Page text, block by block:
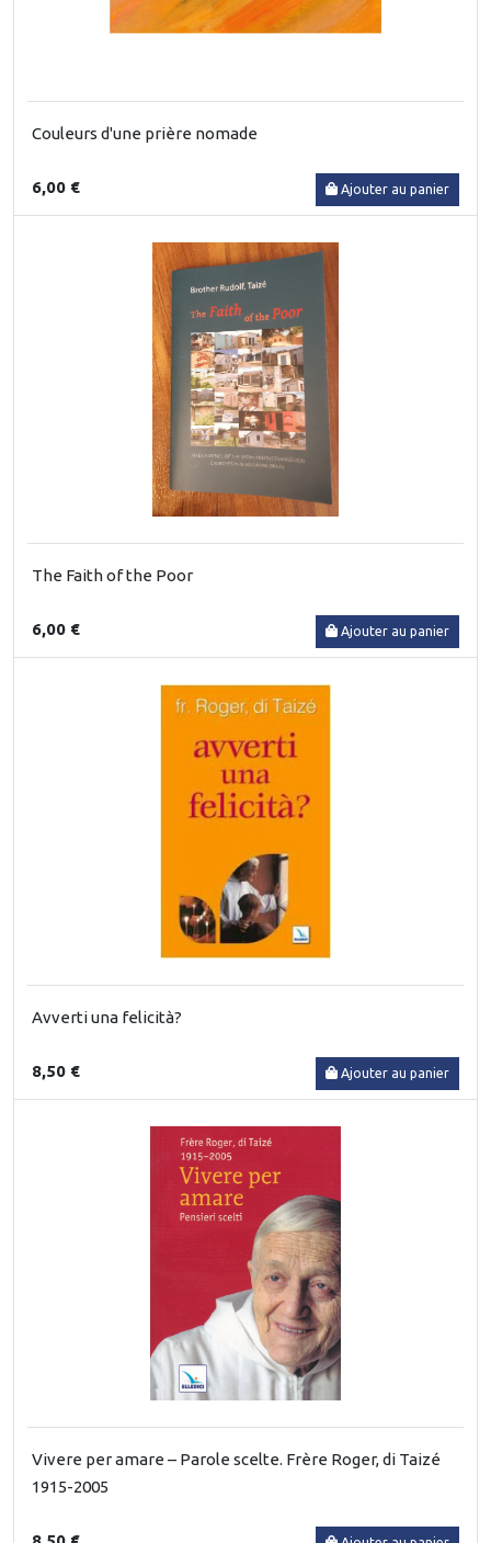
Couleurs d'une prière nomade
6,00 € Ajouter au panier
The Faith of the Poor
6,00 € Ajouter au panier
Avverti una felicità?
8,50 € Ajouter au panier
Vivere per amare – Parole scelte. Frère Roger, di Taizé
1915-2005